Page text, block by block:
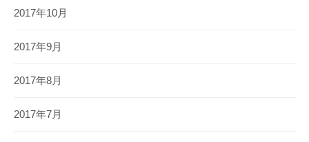
2017年10月
2017年9月
2017年8月
2017年7月